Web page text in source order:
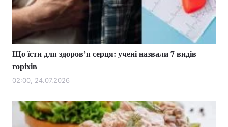
Що їсти для здоров’я серця: учені назвали 7 видів
горіхів
02:00, 24.07.2026